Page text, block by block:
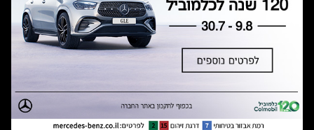
מצאו אותנו
אולמות תצוגה
מרכזי שירות